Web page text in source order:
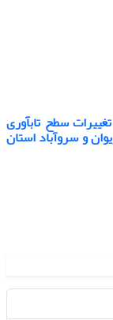
تحلیل و سنجش ارتباط تنوع‎ بخشی اقتصادی با تغییرات سطح تاب‎آوری
و سروآباد استان